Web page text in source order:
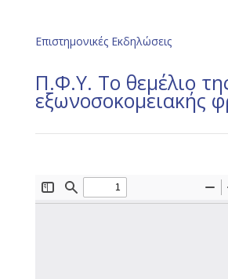
Επιστημονικές Εκδηλώσεις
Π.Φ.Υ. Το θεμέλιο
εξωνοσοκομειακής